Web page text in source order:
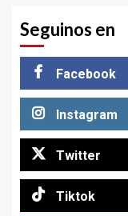
Seguinos en
Facebook
Instagram
Twitter
Tiktok